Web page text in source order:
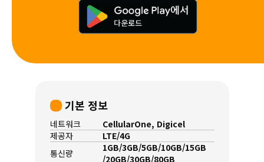
기본 정보
네트워크
CellularOne, Digicel
제공자
LTE/4G
통신량
1GB/3GB/5GB/10GB/15GB
/20GB/30GB/80GB